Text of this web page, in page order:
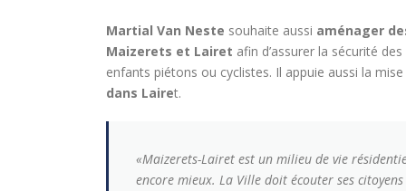
Martial Van Neste souhaite aussi aménager
Maizerets et Lairet afin d’assurer la sécurité
enfants piétons ou cyclistes. Il appuie aussi la
dans Lairet.
«Maizerets-Lairet est un milieu de vie
encore mieux. La Ville doit écouter ses